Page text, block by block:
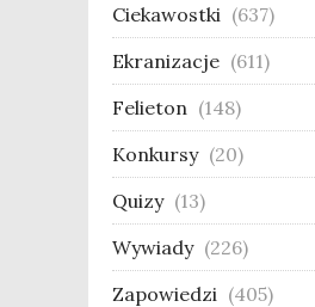
Ciekawostki (637)
Ekranizacje (611)
Felieton (148)
Konkursy (20)
Quizy (13)
Wywiady (226)
Zapowiedzi (405)